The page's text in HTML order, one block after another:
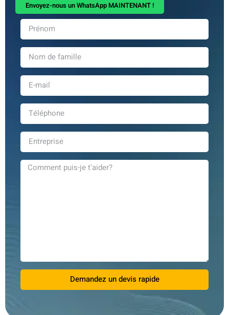
Envoyez-nous un WhatsApp MAINTENANT !
Demandez un devis rapide